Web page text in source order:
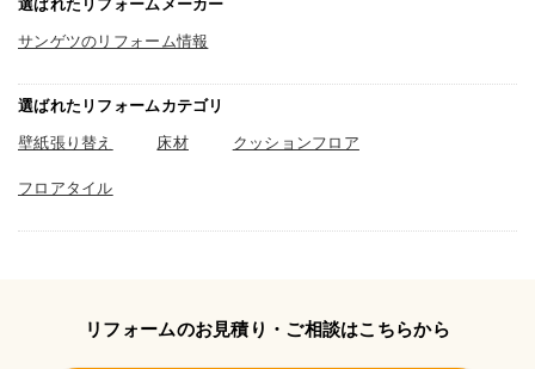
選ばれたリフォームメーカー
サンゲツのリフォーム情報
選ばれたリフォームカテゴリ
壁紙張り替え 床材 クッションフロア
フロアタイル
リフォームのお見積り・ご相談はこちらから